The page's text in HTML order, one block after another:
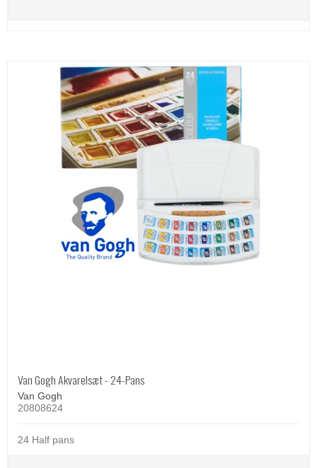
Van Gogh Akvarelsæt - 24-Pans
Van Gogh
20808624
24 Half pans